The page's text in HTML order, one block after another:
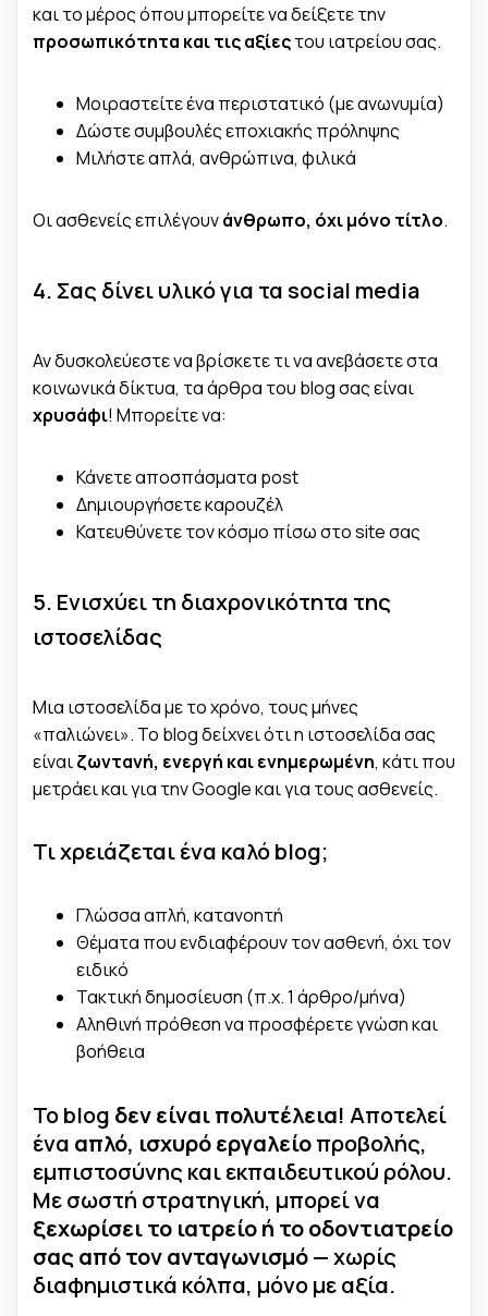
και το μέρος όπου μπορείτε να δείξετε την
προσωπικότητα και τις αξίεςτου ιατρείου σας.
Μοιραστείτε ένα περιστατικό (με ανωνυμία)
Δώστε συμβουλές εποχιακής πρόληψης
Μιλήστε απλά, ανθρώπινα, φιλικά
Οι ασθενείς επιλέγουνάνθρωπο, όχι μόνο τίτλο.
4. Σας δίνει υλικό για τα social media
Αν δυσκολεύεστε να βρίσκετε τι να ανεβάσετε στα
κοινωνικά δίκτυα, τα άρθρα του blog σας είναι
χρυσάφι! Μπορείτε να:
Κάνετε αποσπάσματα post
Δημιουργήσετε καρουζέλ
Κατευθύνετε τον κόσμο πίσω στο site σας
5. Ενισχύει τη διαχρονικότητα της
ιστοσελίδας
Μια ιστοσελίδα με το χρόνο, τους μήνες
«παλιώνει». Το blog δείχνει ότι η ιστοσελίδα σας
είναιζωντανή, ενεργή και ενημερωμένη, κάτι που
μετράει και για την Google και για τους ασθενείς.
Τι χρειάζεται ένα καλό blog;
Γλώσσα απλή, κατανοητή
Θέματα που ενδιαφέρουν τον ασθενή, όχι τον
ειδικό
Τακτική δημοσίευση (π.χ. 1 άρθρο/μήνα)
Αληθινή πρόθεση να προσφέρετε γνώση και
βοήθεια
Το blog δεν είναι πολυτέλεια! Αποτελεί
ένα απλό, ισχυρό εργαλείοπροβολής,
εμπιστοσύνης και εκπαιδευτικού ρόλου.
Με σωστή στρατηγική, μπορεί να
ξεχωρίσει το ιατρείο ή το οδοντιατρείο
σας από τον ανταγωνισμό— χωρίς
διαφημιστικά κόλπα, μόνο με αξία.